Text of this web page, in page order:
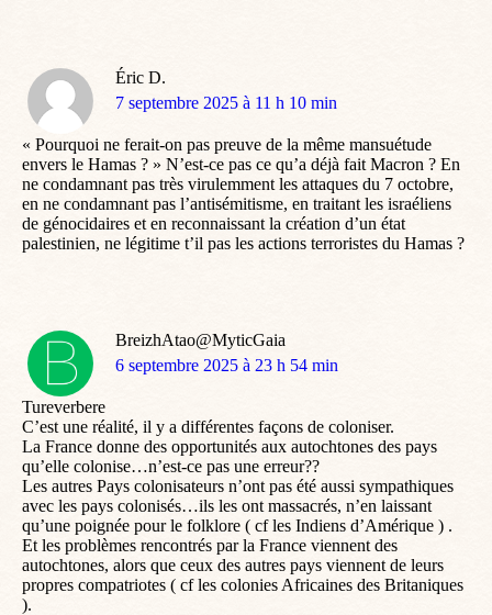
Éric D.
dit
7 septembre 2025 à 11 h 10 min
« Pourquoi ne ferait-on pas preuve de la même mansuétude
envers le Hamas ? » N’est-ce pas ce qu’a déjà fait Macron ? En
ne condamnant pas très virulemment les attaques du 7 octobre,
en ne condamnant pas l’antisémitisme, en traitant les israéliens
de génocidaires et en reconnaissant la création d’un état
palestinien, ne légitime t’il pas les actions terroristes du Hamas ?
BreizhAtao@MyticGaia
dit
6 septembre 2025 à 23 h 54 min
Tureverbere
C’est une réalité, il y a différentes façons de coloniser.
La France donne des opportunités aux autochtones des pays
qu’elle colonise…n’est-ce pas une erreur??
Les autres Pays colonisateurs n’ont pas été aussi sympathiques
avec les pays colonisés…ils les ont massacrés, n’en laissant
qu’une poignée pour le folklore ( cf les Indiens d’Amérique ) .
Et les problèmes rencontrés par la France viennent des
autochtones, alors que ceux des autres pays viennent de leurs
propres compatriotes ( cf les colonies Africaines des Britaniques
).